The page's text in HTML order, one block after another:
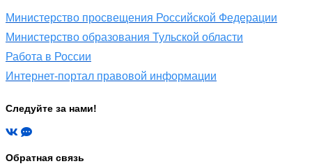
Министерство просвещения Российской Федерации
Министерство образования Тульской области
Работа в России
Интернет-портал правовой информации
Следуйте за нами!
Обратная связь